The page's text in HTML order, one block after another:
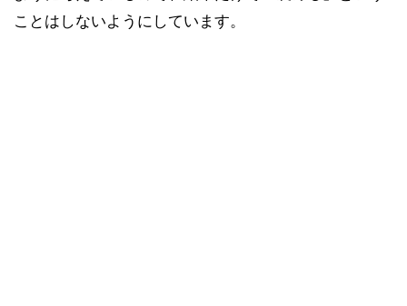
ことはしないようにしています。